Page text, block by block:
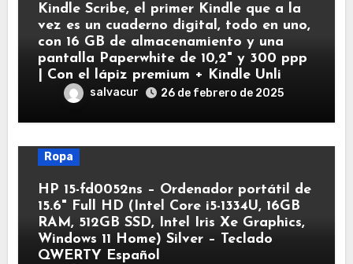
Kindle Scribe, el primer Kindle que a la
vez es un cuaderno digital, todo en uno,
con 16 GB de almacenamiento y una
pantalla Paperwhite de 10,2" y 300 ppp
| Con el lápiz premium + Kindle Unli
salvacur 26 de febrero de 2025
Ropa
HP 15-fd0052ns – Ordenador portátil de
15.6" Full HD (Intel Core i5-1334U, 16GB
RAM, 512GB SSD, Intel Iris Xe Graphics,
Windows 11 Home) Silver – Teclado
QWERTY Español